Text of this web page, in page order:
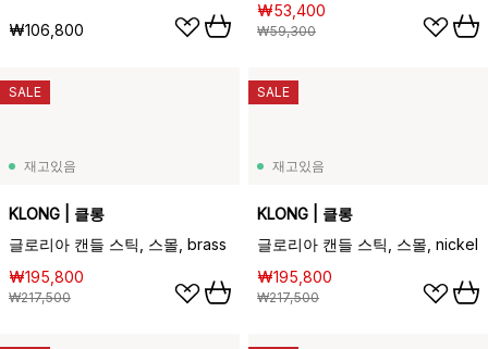
₩106,800
₩53,400
₩59,300
재고있음
KLONG | 클롱
글로리아 캔들 스틱, 스몰, brass
₩195,800
₩217,500
SALE
재고있음
KLONG | 클롱
글로리아 캔들 스틱, 스몰, nickel
₩195,800
₩217,500
SALE